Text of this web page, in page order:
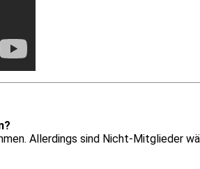
Allerdings sind Nicht-Mitglieder